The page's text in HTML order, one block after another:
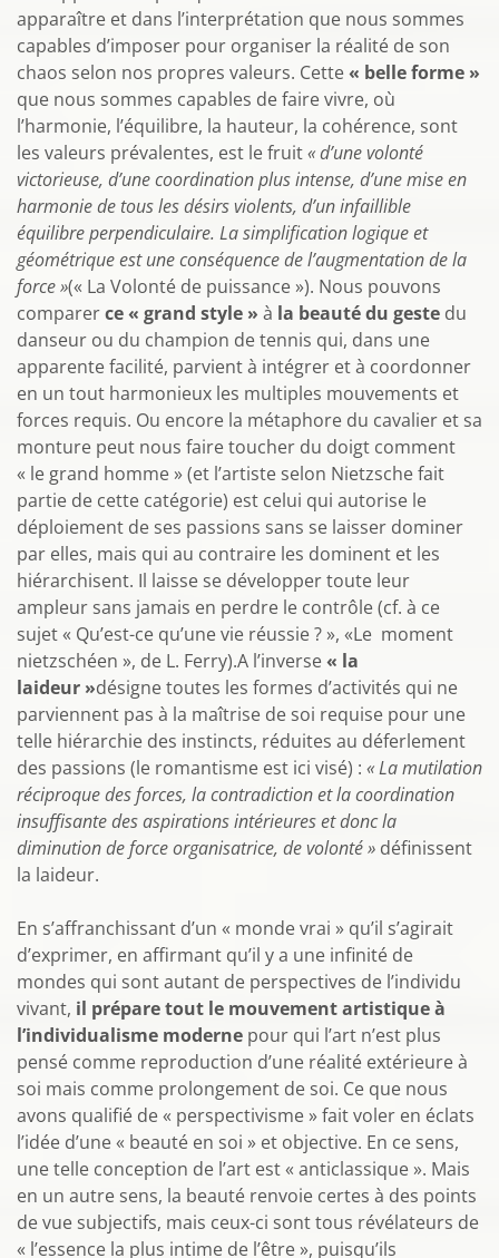
apparaître et dans l’interprétation que nous sommes
capables d’imposer pour organiser la réalité de son
chaos selon nos propres valeurs. Cette« belle forme »
que nous sommes capables de faire vivre, où
l’harmonie, l’équilibre, la hauteur, la cohérence, sont
les valeurs prévalentes, est le fruit« d’une volonté
victorieuse, d’une coordination plus intense, d’une mise en
harmonie de tous les désirs violents, d’un infaillible
équilibre perpendiculaire. La simplification logique et
géométrique est une conséquence de l’augmentation de la
force »(« La Volonté de puissance »). Nous pouvons
comparerce « grand style » à la beauté du geste du
danseur ou du champion de tennis qui, dans une
apparente facilité, parvient à intégrer et à coordonner
en un tout harmonieux les multiples mouvements et
forces requis. Ou encore la métaphore du cavalier et sa
monture peut nous faire toucher du doigt comment
« le grand homme » (et l’artiste selon Nietzsche fait
partie de cette catégorie) est celui qui autorise le
déploiement de ses passions sans se laisser dominer
par elles, mais qui au contraire les dominent et les
hiérarchisent. Il laisse se développer toute leur
ampleur sans jamais en perdre le contrôle (cf. à ce
sujet « Qu’est-ce qu’une vie réussie ? », «Le moment
nietzschéen », de L. Ferry).A l’inverse« la
laideur »désigne toutes les formes d’activités qui ne
parviennent pas à la maîtrise de soi requise pour une
telle hiérarchie des instincts, réduites au déferlement
des passions (le romantisme est ici visé) : « La mutilation
réciproque des forces, la contradiction et la coordination
insuffisante des aspirations intérieures et donc la
diminution de force organisatrice, de volonté » définissent
la laideur.
En s’affranchissant d’un « monde vrai » qu’il s’agirait
d’exprimer, en affirmant qu’il y a une infinité de
mondes qui sont autant de perspectives de l’individu
vivant, il prépare tout le mouvement artistique à
l’individualisme moderne pour qui l’art n’est plus
pensé comme reproduction d’une réalité extérieure à
soi mais comme prolongement de soi. Ce que nous
avons qualifié de « perspectivisme » fait voler en éclats
l’idée d’une « beauté en soi » et objective. En ce sens,
une telle conception de l’art est « anticlassique ». Mais
en un autre sens, la beauté renvoie certes à des points
de vue subjectifs, mais ceux-ci sont tous révélateurs de
« l’essence la plus intime de l’être », puisqu’ils